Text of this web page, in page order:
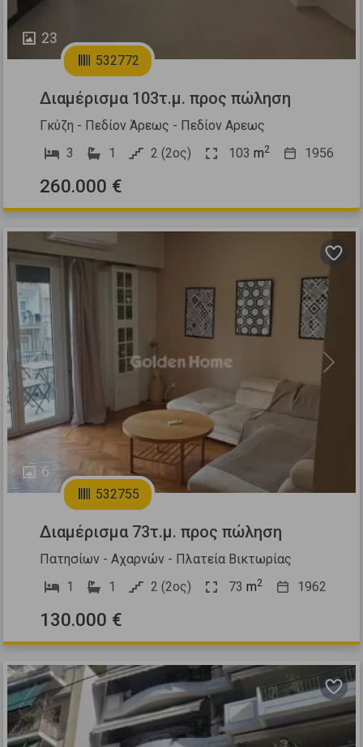
23
532772
Διαμέρισμα 103τ.μ. προς πώληση
Γκύζη - Πεδίον Άρεως - Πεδίον Αρεως
3
1 2 (2ος) 103 m2 1956
260.000 €
6
Previous Next
532755
Διαμέρισμα 73τ.μ. προς πώληση
Πατησίων - Αχαρνών - Πλατεία Βικτωρίας
1
1 2 (2ος) 73 m2 1962
130.000 €